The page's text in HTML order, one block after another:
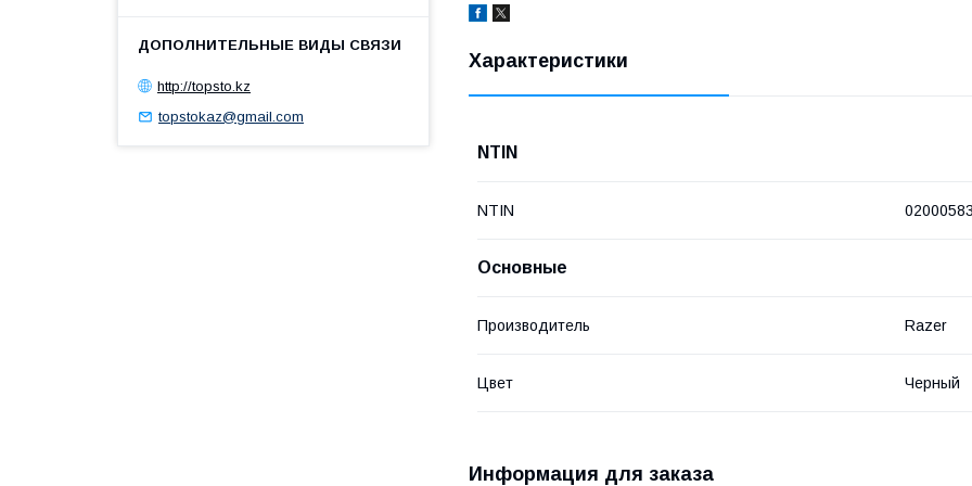
Характеристики
NTIN
NTIN
Основные
Производитель Razer
Цвет Черный
Информация для заказа
http://topsto.kz
topstokaz@gmail.com